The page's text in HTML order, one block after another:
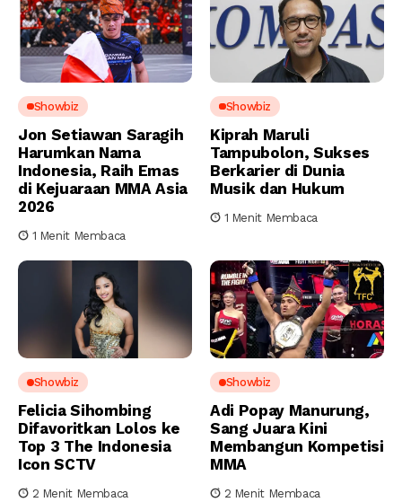
Showbiz
Jon Setiawan Saragih
Harumkan Nama
Indonesia, Raih Emas
di Kejuaraan MMA Asia
2026
1 Menit Membaca
Showbiz
Kiprah Maruli
Tampubolon, Sukses
Berkarier di Dunia
Musik dan Hukum
1 Menit Membaca
Showbiz
Felicia Sihombing
Difavoritkan Lolos ke
Top 3 The Indonesia
Icon SCTV
2 Menit Membaca
Showbiz
Adi Popay Manurung,
Sang Juara Kini
Membangun Kompetisi
MMA
2 Menit Membaca